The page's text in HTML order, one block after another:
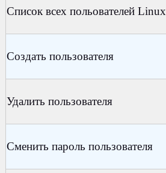
Список всех польователей Linux
Создать пользователя
Удалить пользователя
Сменить пароль пользователя